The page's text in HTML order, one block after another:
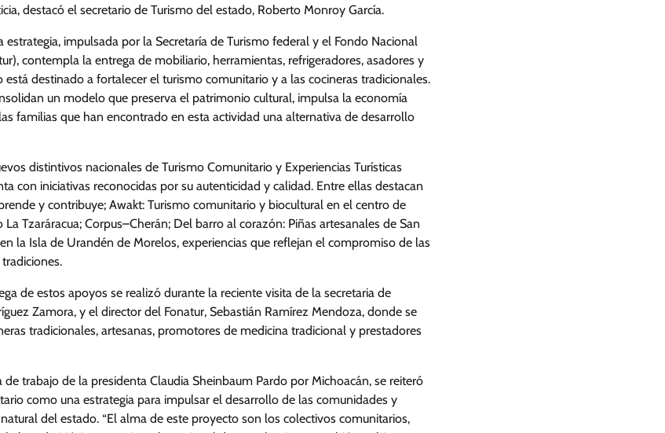
destacó el secretario de Turismo del estado, Roberto Monroy García.
estrategia, impulsada por la Secretaría de Turismo federal y el Fondo Nacional
contempla la entrega de mobiliario, herramientas, refrigeradores, asadores y
está destinado a fortalecer el turismo comunitario y a las cocineras tradicionales.
un modelo que preserva el patrimonio cultural, impulsa la economía
familias que han encontrado en esta actividad una alternativa de desarrollo
distintivos nacionales de Turismo Comunitario y Experiencias Turísticas
con iniciativas reconocidas por su autenticidad y calidad. Entre ellas destacan
y contribuye; Awakt: Turismo comunitario y biocultural en el centro de
La Tzaráracua; Corpus–Cherán; Del barro al corazón: Piñas artesanales de San
la Isla de Urandén de Morelos, experiencias que reflejan el compromiso de las
de estos apoyos se realizó durante la reciente visita de la secretaria de
Zamora, y el director del Fonatur, Sebastián Ramírez Mendoza, donde se
tradicionales, artesanas, promotores de medicina tradicional y prestadores
trabajo de la presidenta Claudia Sheinbaum Pardo por Michoacán, se reiteró
como una estrategia para impulsar el desarrollo de las comunidades y
del estado. “El alma de este proyecto son los colectivos comunitarios,